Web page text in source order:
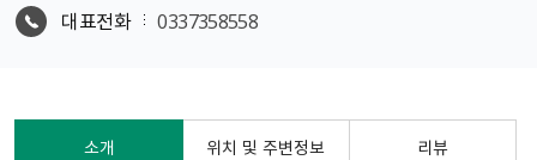
대표전화
0337358558
소개 위치 및 주변정보 리뷰